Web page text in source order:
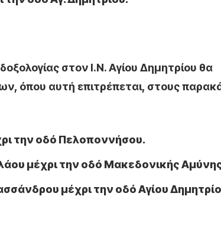
στον Ι.Ν. Αγίου Δημητρίου θα
όπου αυτή επιτρέπεται, στους
την οδό Πελοποννήσου.
μέχρι την οδό Μακεδονικής
μέχρι την οδό Αγίου